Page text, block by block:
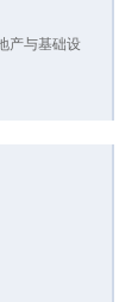
产与基础设